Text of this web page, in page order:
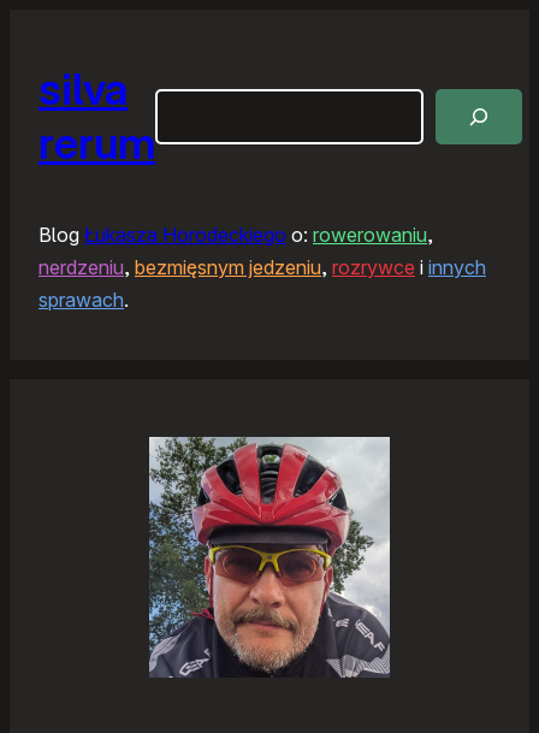
silva
rerum
Blog Łukasza Horodeckiego o: rowerowaniu,
nerdzeniu, bezmięsnym jedzeniu, rozrywce i innych
sprawach.